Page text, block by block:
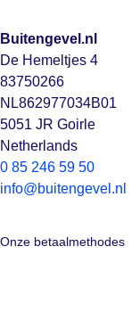
Buitengevel.nl
De Hemeltjes 4
83750266
NL862977034B01
5051 JR Goirle
Netherlands
0 85 246 59 50
info@buitengevel.nl
Onze betaalmethodes